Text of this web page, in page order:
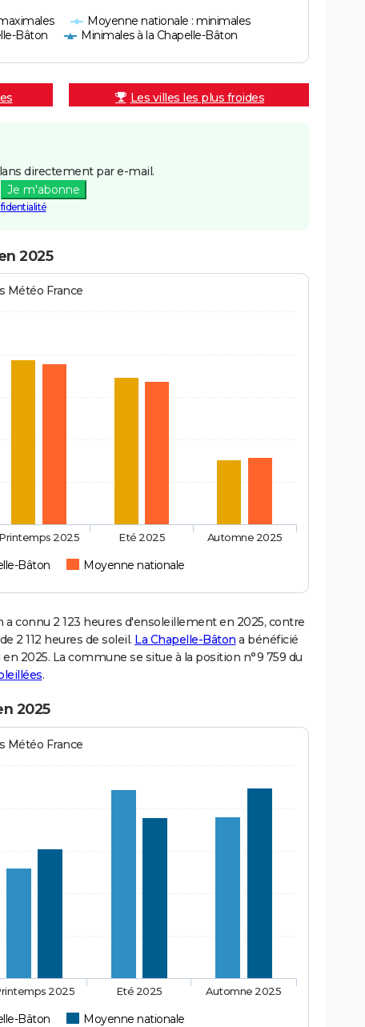
Moyenne nationale : minimales
Bâton
Minimales à la Chapelle-Bâton
Les villes les plus froides
directement par e-mail.
Je m'abonne
2025
Météo France
Bâton Moyenne nationale
Printemps 2025 Eté 2025 Automne 2025
connu 2 123 heures d'ensoleillement en 2025, contre
2 112 heures de soleil. La Chapelle-Bâton a bénéficié
2025. La commune se situe à la position n°9 759 du
.
2025
Météo France
Bâton Moyenne nationale
2025 Eté 2025 Automne 2025